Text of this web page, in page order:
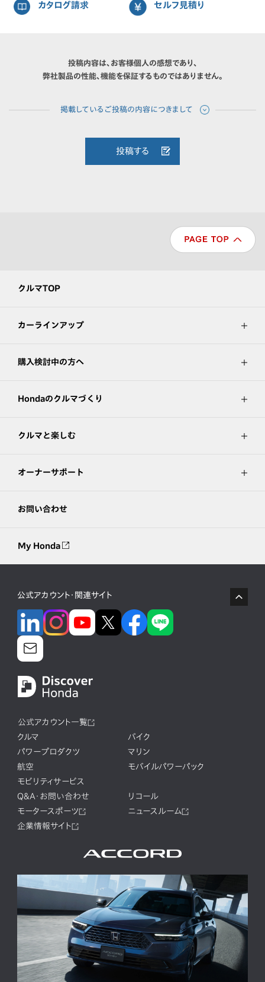
カタログ請求 セルフ見積り
投稿内容は、お客様個人の感想であり、
弊社製品の性能、機能を保証するものではありません。
投稿する
クルマTOP
カーラインアップ
購入検討中の方へ
Hondaのクルマづくり
クルマと楽しむ
オーナーサポート
お問い合わせ
My Honda
公式アカウント・関連サイト
公式アカウント一覧
クルマ
バイク
パワープロダクツ
マリン
航空
モバイルパワーパック
モビリティサービス
Q&A・お問い合わせ
リコール
モータースポーツ
ニュースルーム
企業情報サイト